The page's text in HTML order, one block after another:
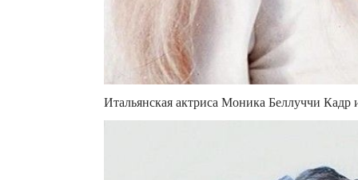
Итальянская актриса Моника Беллуччи